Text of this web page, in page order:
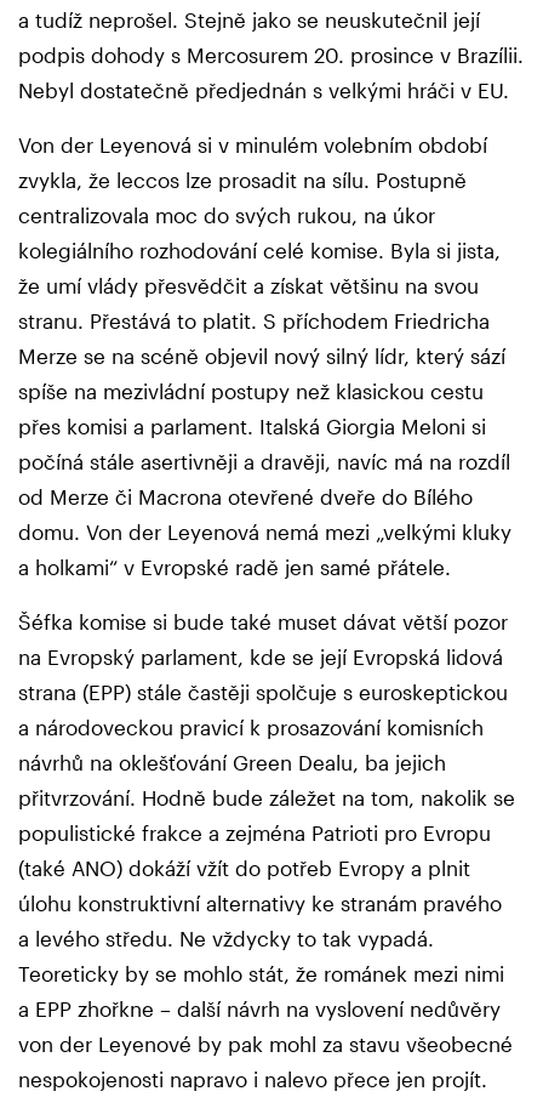
a tudíž neprošel. Stejně jako se neuskutečnil její
podpis dohody s Mercosurem 20. prosince v Brazílii.
Nebyl dostatečně předjednán s velkými hráči v EU.
Von der Leyenová si v minulém volebním období
zvykla, že leccos lze prosadit na sílu. Postupně
centralizovala moc do svých rukou, na úkor
kolegiálního rozhodování celé komise. Byla si jista,
že umí vlády přesvědčit a získat většinu na svou
stranu. Přestává to platit. S příchodem Friedricha
Merze se na scéně objevil nový silný lídr, který sází
spíše na mezivládní postupy než klasickou cestu
přes komisi a parlament. Italská Giorgia Meloni si
počíná stále asertivněji a dravěji, navíc má na rozdíl
od Merze či Macrona otevřené dveře do Bílého
domu. Von der Leyenová nemá mezi „velkými kluky
a holkami“ v Evropské radě jen samé přátele.
Šéfka komise si bude také muset dávat větší pozor
na Evropský parlament, kde se její Evropská lidová
strana (EPP) stále častěji spolčuje s euroskeptickou
a národoveckou pravicí k prosazování komisních
návrhů na oklešťování Green Dealu, ba jejich
přitvrzování. Hodně bude záležet na tom, nakolik se
populistické frakce a zejména Patrioti pro Evropu
(také ANO) dokáží vžít do potřeb Evropy a plnit
úlohu konstruktivní alternativy ke stranám pravého
a levého středu. Ne vždycky to tak vypadá.
Teoreticky by se mohlo stát, že románek mezi nimi
a EPP zhořkne – další návrh na vyslovení nedůvěry
von der Leyenové by pak mohl za stavu všeobecné
nespokojenosti napravo i nalevo přece jen projít.